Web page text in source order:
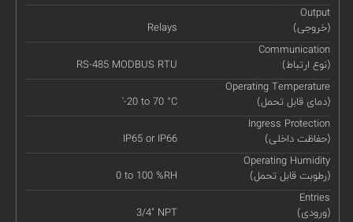
Output
(خروجی)
Relays
Communication
(نوع ارتباط)
RS-485 MODBUS RTU
Operating Temperature
(دمای قابل تحمل)
'-20 to 70 °C
Ingress Protection
(حفاظت داخلی)
IP65 or IP66
Operating Humidity
(رطوبت قابل تحمل)
0 to 100 %RH
Entries
(ورودی)
3/4" NPT